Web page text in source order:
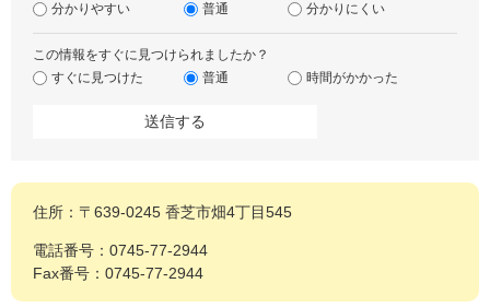
分かりやすい
普通 分かりにくい
この情報をすぐに見つけられましたか？
すぐに見つけた
普通 時間がかかった
住所：〒639-0245 香芝市畑4丁目545
電話番号：0745-77-2944
Fax番号：0745-77-2944